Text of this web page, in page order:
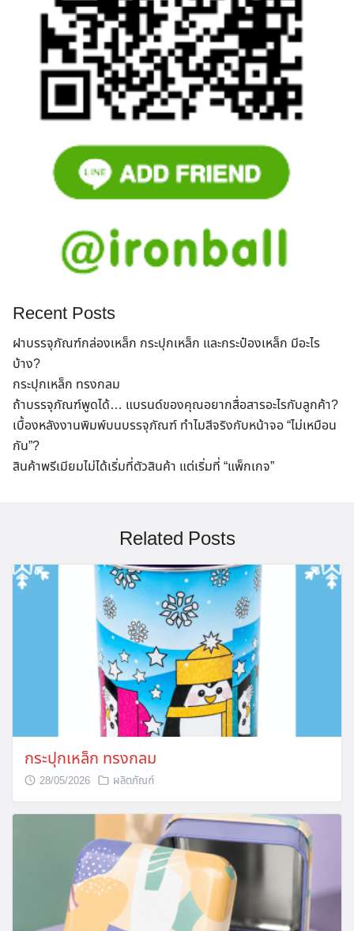
Search
for:
Recent Posts
ฝาบรรจุภัณฑ์กล่องเหล็ก กระปุกเหล็ก และกระป๋องเหล็ก มีอะไร
บ้าง?
กระปุกเหล็ก ทรงกลม
ถ้าบรรจุภัณฑ์พูดได้… แบรนด์ของคุณอยากสื่อสารอะไรกับลูกค้า?
เบื้องหลังงานพิมพ์บนบรรจุภัณฑ์ ทำไมสีจริงกับหน้าจอ “ไม่เหมือน
กัน”?
สินค้าพรีเมียมไม่ได้เริ่มที่ตัวสินค้า แต่เริ่มที่ “แพ็กเกจ”
Related Posts
กระปุกเหล็ก ทรงกลม
28/05/2026 ผลิตภัณฑ์